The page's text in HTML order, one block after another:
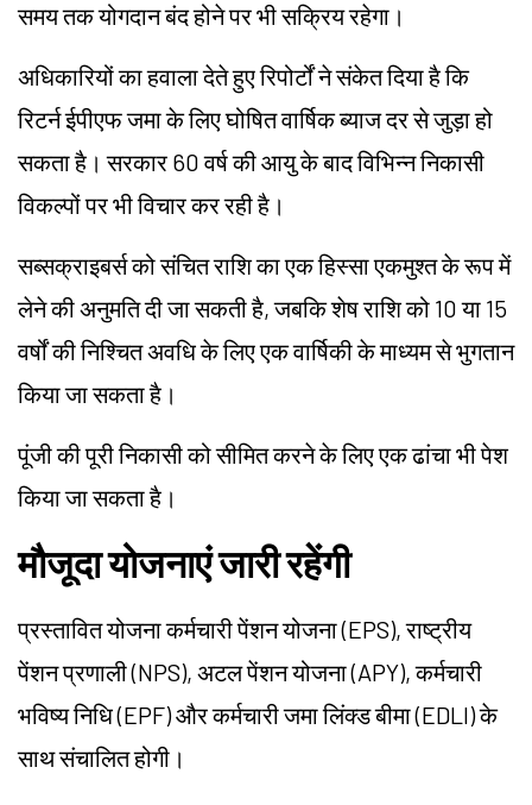
समय तक योगदान बंद होने पर भी सक्रिय रहेगा।
अधिकारियों का हवाला देते हुए रिपोर्टों ने संकेत दिया है कि
रिटर्न ईपीएफ जमा के लिए घोषित वार्षिक ब्याज दर से जुड़ा हो
सकता है। सरकार 60 वर्ष की आयु के बाद विभिन्न निकासी
विकल्पों पर भी विचार कर रही है।
सब्सक्राइबर्स को संचित राशि का एक हिस्सा एकमुश्त के रूप में
लेने की अनुमति दी जा सकती है, जबकि शेष राशि को 10 या 15
वर्षों की निश्चित अवधि के लिए एक वार्षिकी के माध्यम से भुगतान
किया जा सकता है।
पूंजी की पूरी निकासी को सीमित करने के लिए एक ढांचा भी पेश
किया जा सकता है।
मौजूदा योजनाएं जारी रहेंगी
प्रस्तावित योजना कर्मचारी पेंशन योजना (EPS), राष्ट्रीय
पेंशन प्रणाली (NPS), अटल पेंशन योजना (APY), कर्मचारी
भविष्य निधि (EPF) और कर्मचारी जमा लिंक्ड बीमा (EDLI) के
साथ संचालित होगी।